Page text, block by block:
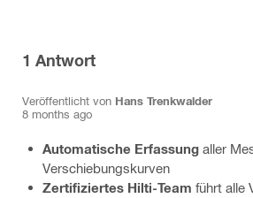
1 Antwort
Veröffentlicht von Hans Trenkwalder
8 months ago
Automatische Erfassung aller
Verschiebungskurven
Zertifiziertes Hilti-Team führt alle